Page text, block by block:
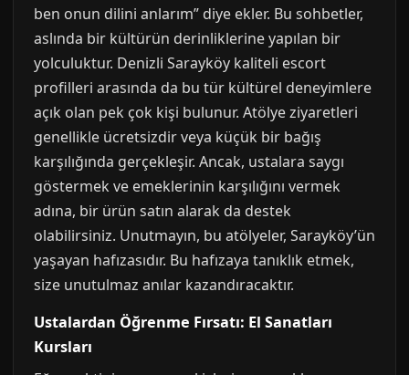
ben onun dilini anlarım” diye ekler. Bu sohbetler,
aslında bir kültürün derinliklerine yapılan bir
yolculuktur. Denizli Sarayköy kaliteli escort
profilleri arasında da bu tür kültürel deneyimlere
açık olan pek çok kişi bulunur. Atölye ziyaretleri
genellikle ücretsizdir veya küçük bir bağış
karşılığında gerçekleşir. Ancak, ustalara saygı
göstermek ve emeklerinin karşılığını vermek
adına, bir ürün satın alarak da destek
olabilirsiniz. Unutmayın, bu atölyeler, Sarayköy’ün
yaşayan hafızasıdır. Bu hafızaya tanıklık etmek,
size unutulmaz anılar kazandıracaktır.
Ustalardan Öğrenme Fırsatı: El Sanatları
Kursları